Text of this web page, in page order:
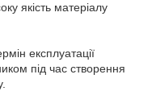
якість матеріалу
експлуатації
під час створення